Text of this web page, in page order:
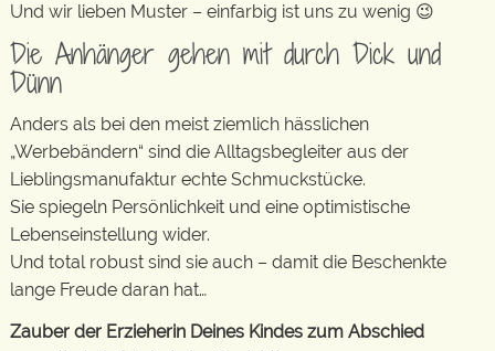
Und wir lieben Muster – einfarbig ist uns zu wenig 😉
Die Anhänger gehen mit durch Dick und
Dünn
Anders als bei den meist ziemlich hässlichen
„Werbebändern“ sind die Alltagsbegleiter aus der
Lieblingsmanufaktur echte Schmuckstücke.
Sie spiegeln Persönlichkeit und eine optimistische
Lebenseinstellung wider.
Und total robust sind sie auch – damit die Beschenkte
lange Freude daran hat…
Zauber der Erzieherin Deines Kindes zum Abschied